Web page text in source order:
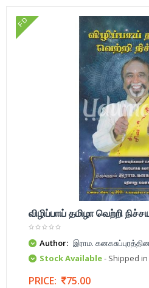
FD
விழிப்பாய் தமிழா வெற்றி
Author: இராம.
Stock Available- Shipped
PRICE: 75.00